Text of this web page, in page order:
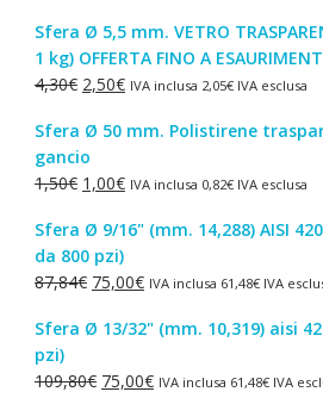
originale
era:
44,52€.
attuale
è:
38,00€.
Sfera Ø 5,5 mm. VETRO
1 kg) OFFERTA FINO A
4,30€ Il
originale
era:
4,30€.
2,50€Il
attuale
2,50€.
IVA inclusa 2,05€IVA esclusa
Sfera Ø 50 mm. Polistirene
gancio
1,50€ Il
originale
era:
1,50€.
1,00€Il
attuale
è:
1,00€.
IVA inclusa 0,82€IVA esclusa
Sfera Ø 9/16" (mm. 14,288) AISI
da 800 pzi)
87,84€ Il
originale
87,84€.
75,00€Il
attuale
75,00€.
IVA inclusa 61,48€IVA
Sfera Ø 13/32" (mm. 10,319) aisi
pzi)
109,80€ Il
75,00€IlIVA inclusa 61,48€IVA